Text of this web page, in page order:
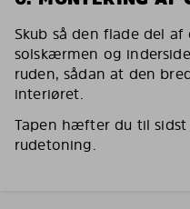
Skub så den flade del
solskærmen og
ruden, sådan at den
interiøret.
Tapen hæfter du til
rudetoning.